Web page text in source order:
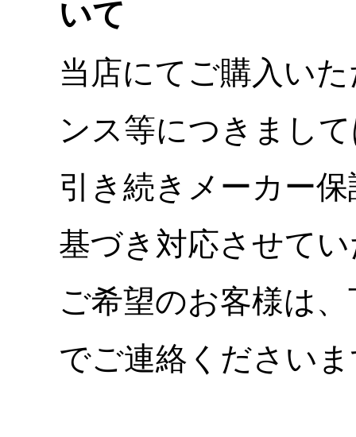
いて
当店にてご購入い
ンス等につきまし
引き続きメーカー
基づき対応させて
ご希望のお客様は
でご連絡ください